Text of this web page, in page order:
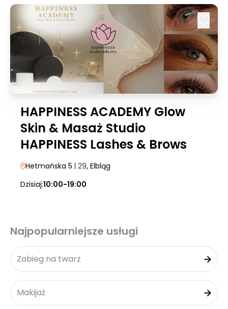
HAPPINESS ACADEMY Glow
Skin & Masaż Studio
HAPPINESS Lashes & Brows
Hetmańska 5 | 29, Elbląg
Dzisiaj:10:00-19:00
Najpopularniejsze usługi
Zabieg na twarz
Makijaż